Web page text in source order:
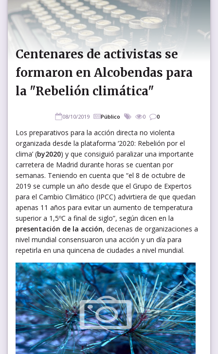
Centenares de activistas se
formaron en Alcobendas para
la "Rebelión climática"
08/10/2019 Público 0 0
Los preparativos para la acción directa no violenta
organizada desde la plataforma ‘2020: Rebelión por el
clima’ (by2020) y que consiguió paralizar una importante
carretera de Madrid durante horas se cuentan por
semanas. Teniendo en cuenta que “el 8 de octubre de
2019 se cumple un año desde que el Grupo de Expertos
para el Cambio Climático (IPCC) advirtiera de que quedan
apenas 11 años para evitar un aumento de temperatura
superior a 1,5ºC a final de siglo”, según dicen en la
presentación de la acción, decenas de organizaciones a
nivel mundial consensuaron una acción y un día para
repetirla en una quincena de ciudades a nivel mundial.